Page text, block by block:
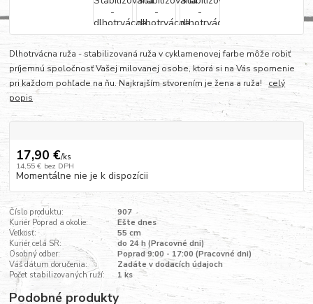
Dlhotrvácna ruža - stabilizovaná ruža v cyklamenovej farbe môže robiť
príjemnú spoločnosť Vašej milovanej osobe, ktorá si na Vás spomenie
pri každom pohľade na ňu. Najkrajším stvorením je žena a ruža!celý
popis
17,90 €/ks
14,55 € bez DPH
Momentálne nie je k dispozícii
Číslo produktu:
907
Kuriér Poprad a okolie:
Ešte dnes
Veľkosť:
55 cm
Kuriér celá SR:
do 24 h (Pracovné dni)
Osobný odber:
Poprad 9:00 - 17:00 (Pracovné dni)
Váš dátum doručenia:
Zadáte v dodacích údajoch
Počet stabilizovaných ruží:
1 ks
Podobné produkty